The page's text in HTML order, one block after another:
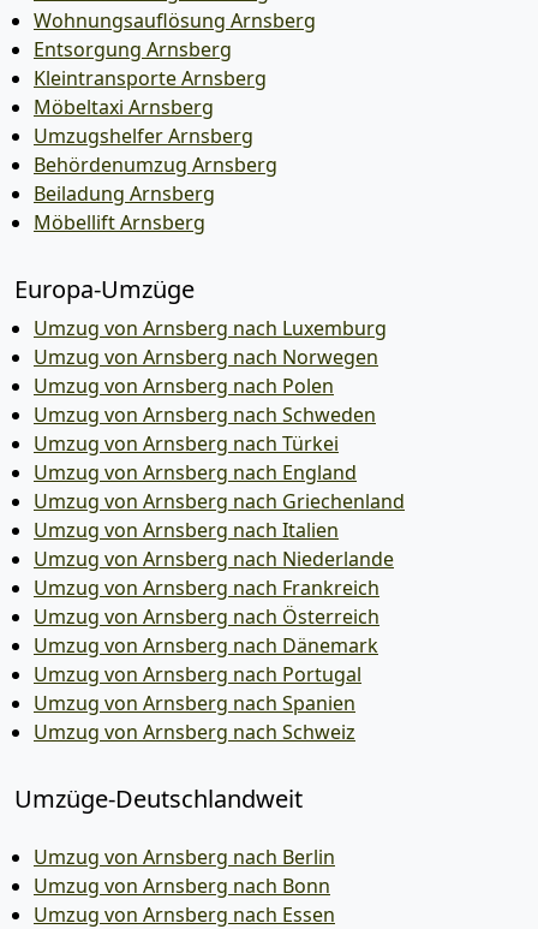
Wohnungsauflösung Arnsberg
Entsorgung Arnsberg
Kleintransporte Arnsberg
Möbeltaxi Arnsberg
Umzugshelfer Arnsberg
Behördenumzug Arnsberg
Beiladung Arnsberg
Möbellift Arnsberg
Europa-Umzüge
Umzug von Arnsberg nach Luxemburg
Umzug von Arnsberg nach Norwegen
Umzug von Arnsberg nach Polen
Umzug von Arnsberg nach Schweden
Umzug von Arnsberg nach Türkei
Umzug von Arnsberg nach England
Umzug von Arnsberg nach Griechenland
Umzug von Arnsberg nach Italien
Umzug von Arnsberg nach Niederlande
Umzug von Arnsberg nach Frankreich
Umzug von Arnsberg nach Österreich
Umzug von Arnsberg nach Dänemark
Umzug von Arnsberg nach Portugal
Umzug von Arnsberg nach Spanien
Umzug von Arnsberg nach Schweiz
Umzüge-Deutschlandweit
Umzug von Arnsberg nach Berlin
Umzug von Arnsberg nach Bonn
Umzug von Arnsberg nach Essen